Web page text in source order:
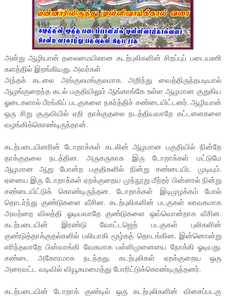
அன்று ஆழியான் தலைமையிலான கடற்புலிகளின் சிறப்புப் படையணி
களத்தில் இறங்கியது. அவர்கள்
அந்தக் கடலை அங்குலமங்குலமாக அறிந்து வைத்திருந்தபடியால்
ஆழங்குறைந்த கடல் பகுதியிலும் ஆங்காங்கே உள்ள ஆழமான குறுகிய
ஓடைகளால் பீரங்கிப் படகுகளை நகர்த்திச் சண்டையிட்டனர். ஆழியான்
ஒரு சிறு குருவியில் ஏறி தாக்குதலை நடத்தியவாறே கட்டளைகளை
வழங்கிக்கொண்டிருந்தான்.
கடற்படையினரின் டோறாக்கள் கடலின் ஆழமான பகுதியில் நின்றே
தாக்குதலை நடத்தின. அருகருகாக இரு டோறாக்கள் மட்டுமே
ஆழமான ஆறு போன்ற பகுதிகளில் நின்று சண்டையிட முடியும்.
ஏனைய இரு டோறாக்கள் ஏறக்குறைய முந்நூறு மீற்றர் பின்னால் நின்று
சண்டையிட்டுக் கொண்டிருந்தன. டோறாக்கள் இடிமுழக்கம் போல்
தொடர்ந்து குண்டுகளை வீசின. கடற்புலிகளின் படகுகள் லாவகமாக
அவற்றை விலத்தி ஓடியவாறே குண்டுகளை ஒவ்வொன்றாக வீசின.
கடற்படையின் இரண்டு வோட்டஜெற் படகுகள் புலிகளின்
குண்டுத்தாக்குதல்களில் பலியாகி மூழ்கத் தொடங்கின. இன்னொன்று
எரிந்தவாறே பின்வாங்கி வேகமாக பள்ளிமுனையை நோக்கி ஓடியது.
சண்டை அகோரமாக நடந்தது. கடற்புலிகள் ஏறக்குறைய ஒரு
அரைவட்ட வடிவில் வியூகமமைத்து போரிட்டுக்கொண்டிருந்தனர்.
கடற்படையின் டோறாக் குண்டில் ஒரு கடற்புலிகளின் விசைப்படகு